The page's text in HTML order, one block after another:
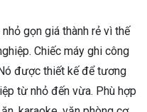
gọn giá thành rẻ vì thế
Chiếc máy ghi công
được thiết kế để tương
từ nhỏ đến vừa. Phù hợp